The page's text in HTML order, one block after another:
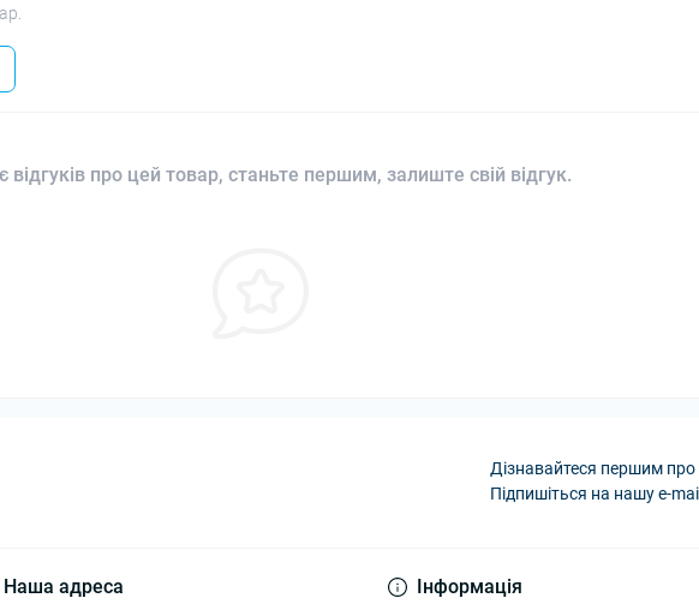
відгуків про цей товар, станьте першим, залиште свій відгук.
Дізнавайтеся першим про
Підпишіться на нашу e-
Наша адреса Інформація